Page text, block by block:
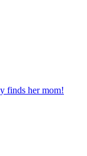
finds her mom!